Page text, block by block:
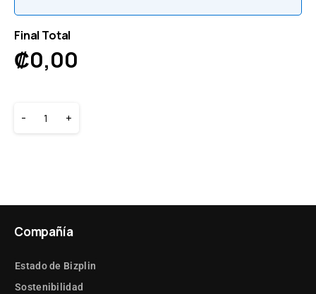
Final Total
₡0,00
- +
Compañía
Estado de Bizplin
Sostenibilidad